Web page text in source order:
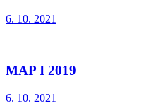
6. 10. 2021
MAP I 2019
6. 10. 2021